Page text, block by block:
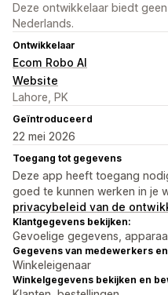
Deze ontwikkelaar biedt
Nederlands.
Ontwikkelaar
Ecom Robo AI
Website
Lahore, PK
Geïntroduceerd
22 mei 2026
Toegang tot gegevens
Deze app heeft toegang
goed te kunnen werken in je
privacybeleid van de
Klantgegevens bekijken:
Gevoelige gegevens,
Gegevens van medewerkers
Winkeleigenaar
Winkelgegevens bekijken en